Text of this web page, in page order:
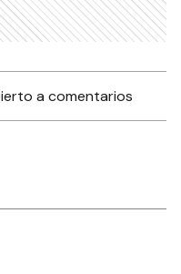
a comentarios